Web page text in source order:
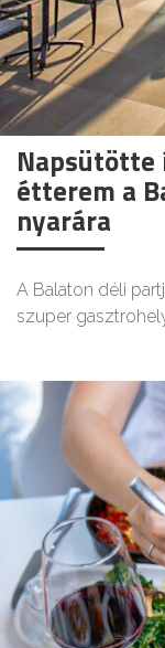
Napsütötte
étterem a
nyarára
A Balaton déli
szuper